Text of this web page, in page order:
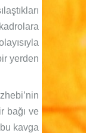
yerden
bağı ve
kavga